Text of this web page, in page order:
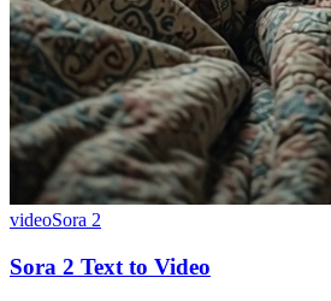
videoSora 2
Sora 2 Text to Video